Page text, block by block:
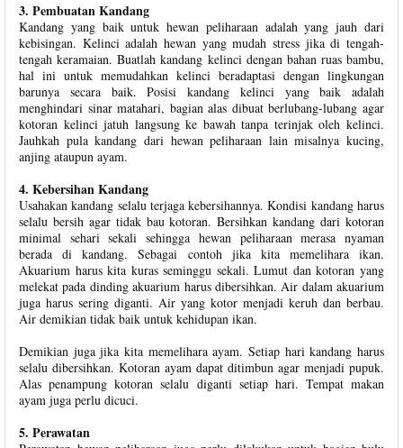
3. Pembuatan Kandang
Kandang yang baik untuk hewan peliharaan adalah yang jauh dari
kebisingan. Kelinci adalah hewan yang mudah stress jika di tengah-
tengah keramaian. Buatlah kandang kelinci dengan bahan ruas bambu,
hal ini untuk memudahkan kelinci beradaptasi dengan lingkungan
barunya secara baik. Posisi kandang kelinci yang baik adalah
menghindari sinar matahari, bagian alas dibuat berlubang-lubang agar
kotoran kelinci jatuh langsung ke bawah tanpa terinjak oleh kelinci.
Jauhkah pula kandang dari hewan peliharaan lain misalnya kucing,
anjing ataupun ayam.
4. Kebersihan Kandang
Usahakan kandang selalu terjaga kebersihannya. Kondisi kandang harus
selalu bersih agar tidak bau kotoran. Bersihkan kandang dari kotoran
minimal sehari sekali sehingga hewan peliharaan merasa nyaman
berada di kandang. Sebagai contoh jika kita memelihara ikan.
Akuarium harus kita kuras seminggu sekali. Lumut dan kotoran yang
melekat pada dinding akuarium harus dibersihkan. Air dalam akuarium
juga harus sering diganti. Air yang kotor menjadi keruh dan berbau.
Air demikian tidak baik untuk kehidupan ikan.
Demikian juga jika kita memelihara ayam. Setiap hari kandang harus
selalu dibersihkan. Kotoran ayam dapat ditimbun agar menjadi pupuk.
Alas penampung kotoran selalu diganti setiap hari. Tempat makan
ayam juga perlu dicuci.
5. Perawatan